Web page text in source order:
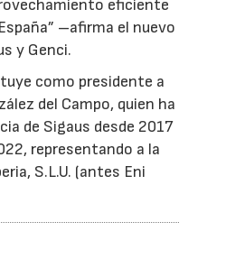
eficiente
–afirma el nuevo
y Genci.
como presidente a
del Campo, quien ha
de Sigaus desde 2017
representando a la
S.L.U. (antes Eni